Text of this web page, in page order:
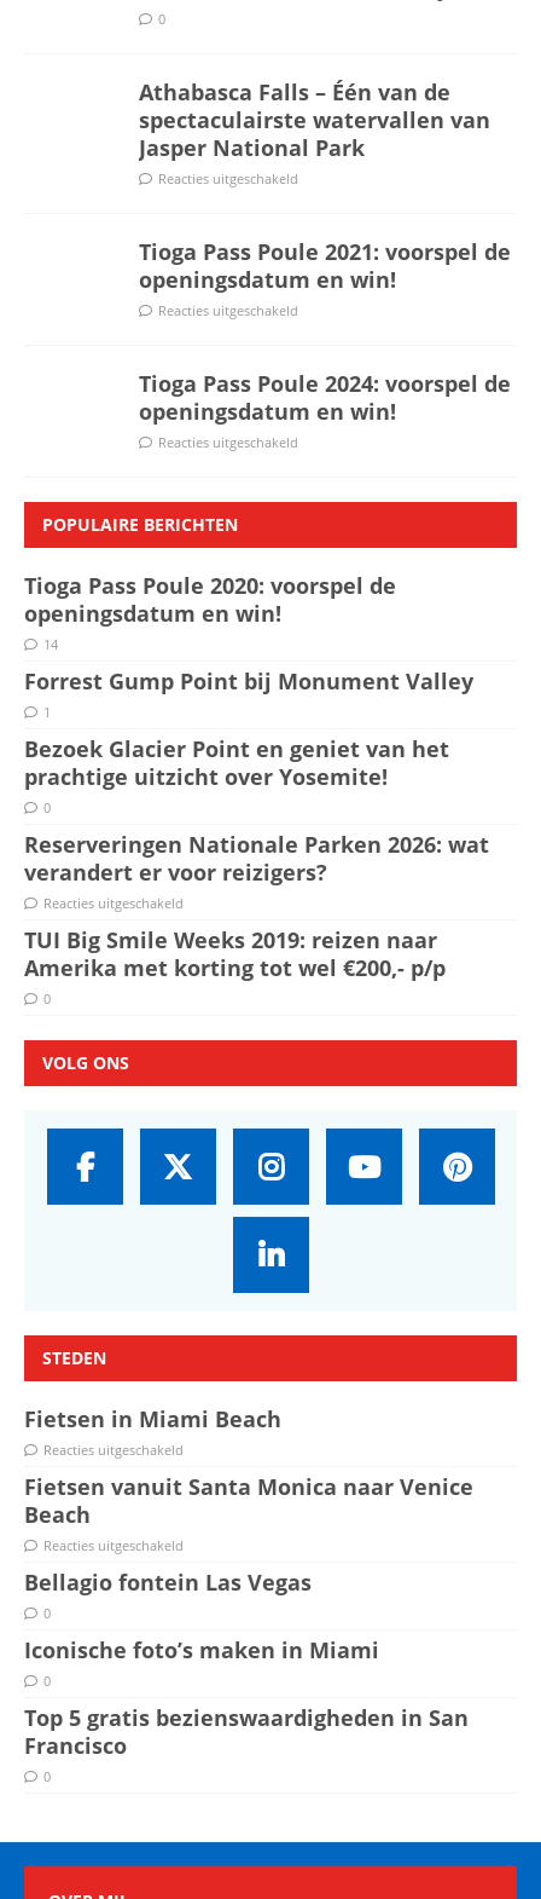
0
Athabasca Falls – Één van de
spectaculairste watervallen van
Jasper National Park
Reacties uitgeschakeld
Tioga Pass Poule 2021: voorspel de
openingsdatum en win!
Reacties uitgeschakeld
Tioga Pass Poule 2024: voorspel de
openingsdatum en win!
Reacties uitgeschakeld
POPULAIRE BERICHTEN
Tioga Pass Poule 2020: voorspel de
openingsdatum en win!
14
Forrest Gump Point bij Monument Valley
1
Bezoek Glacier Point en geniet van het
prachtige uitzicht over Yosemite!
0
Reserveringen Nationale Parken 2026: wat
verandert er voor reizigers?
Reacties uitgeschakeld
TUI Big Smile Weeks 2019: reizen naar
Amerika met korting tot wel €200,- p/p
0
VOLG ONS
STEDEN
Fietsen in Miami Beach
Reacties uitgeschakeld
Fietsen vanuit Santa Monica naar Venice
Beach
Reacties uitgeschakeld
Bellagio fontein Las Vegas
0
Iconische foto’s maken in Miami
0
Top 5 gratis bezienswaardigheden in San
Francisco
0